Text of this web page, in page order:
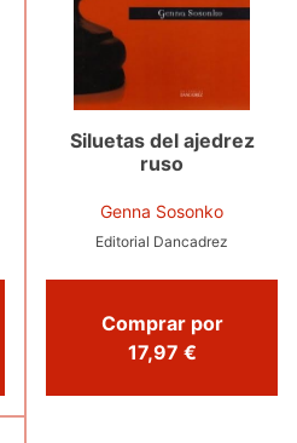
Siluetas del ajedrez
ruso
Genna Sosonko
Editorial Dancadrez
Comprar por
17,97 €